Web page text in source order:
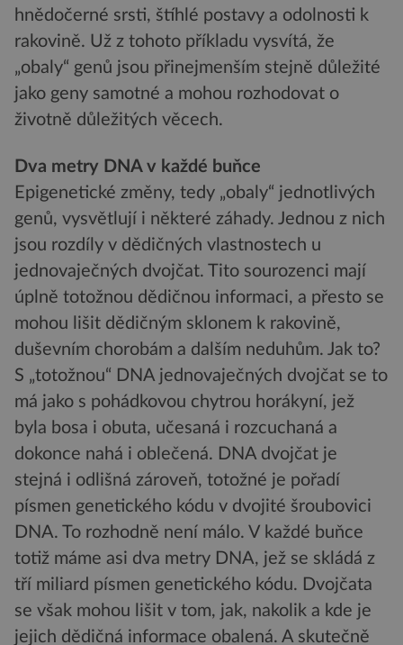
hnědočerné srsti, štíhlé postavy a odolnosti k
rakovině. Už z tohoto příkladu vysvítá, že
„obaly“ genů jsou přinejmenším stejně důležité
jako geny samotné a mohou rozhodovat o
životně důležitých věcech.
Dva metry DNA v každé buňce
Epigenetické změny, tedy „obaly“ jednotlivých
genů, vysvětlují i některé záhady. Jednou z nich
jsou rozdíly v dědičných vlastnostech u
jednovaječných dvojčat. Tito sourozenci mají
úplně totožnou dědičnou informaci, a přesto se
mohou lišit dědičným sklonem k rakovině,
duševním chorobám a dalším neduhům. Jak to?
S „totožnou“ DNA jednovaječných dvojčat se to
má jako s pohádkovou chytrou horákyní, jež
byla bosa i obuta, učesaná i rozcuchaná a
dokonce nahá i oblečená. DNA dvojčat je
stejná i odlišná zároveň, totožné je pořadí
písmen genetického kódu v dvojité šroubovici
DNA. To rozhodně není málo. V každé buňce
totiž máme asi dva metry DNA, jež se skládá z
tří miliard písmen genetického kódu. Dvojčata
se však mohou lišit v tom, jak, nakolik a kde je
jejich dědičná informace obalená. A skutečně